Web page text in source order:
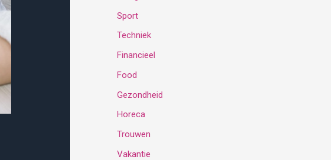
Sport
Techniek
Financieel
Food
Gezondheid
Horeca
Trouwen
Vakantie